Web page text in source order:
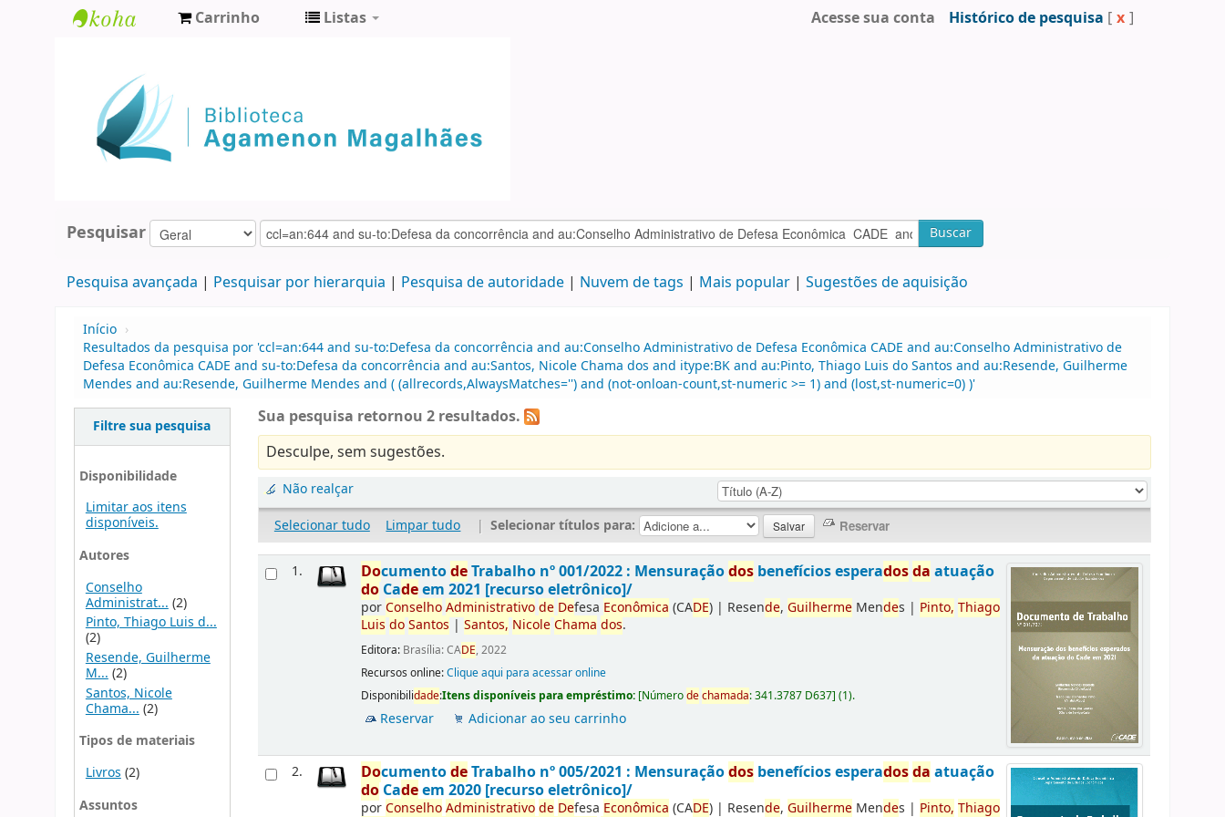
Agamenon
Magalhães
Carrinho Listas Acesse sua conta Histórico de pesquisa [ x ]
Pesquisar Buscar
Pesquisa avançada Pesquisar por hierarquia Pesquisa de autoridade Nuvem de tags Mais popular Sugestões de aquisição
Início ›
Resultados da pesquisa por 'ccl=an:644 and su-to:Defesa da concorrência and au:Conselho Administrativo de Defesa Econômica CADE and au:Conselho Administrativo de
Defesa Econômica CADE and su-to:Defesa da concorrência and au:Santos, Nicole Chama dos and itype:BK and au:Pinto, Thiago Luis do Santos and au:Resende, Guilherme
Mendes and au:Resende, Guilherme Mendes and ( (allrecords,AlwaysMatches='') and (not-onloan-count,st-numeric >= 1) and (lost,st-numeric=0) )'
Filtre sua pesquisa
Disponibilidade
Limitar aos itens
disponíveis.
Autores
Conselho
Administrat... (2)
Pinto, Thiago Luis d...
(2)
Resende, Guilherme
M... (2)
Santos, Nicole
Chama... (2)
Tipos de materiais
Livros (2)
Assuntos
Sua pesquisa retornou 2 resultados.
Desculpe, sem sugestões.
Não realçar
Selecionar tudo
Limpar tudo | Selecionar títulos para:
1. DocumentodeTrabalho nº 001/2022 : Mensuraçãodos benefícios esperadosda atuação
do Cadeem 2021 [recurso eletrônico]/
porConselhoAdministrativode Defesa Econômica (CADE) | Resende,Guilherme Mendes | Pinto, Thiago
Luis doSantos |Santos, NicoleChama dos.
Editora: Brasília: CADE, 2022
Recursos online:Clique aqui para acessar online
Disponibilidade:Itens disponíveis para empréstimo: [Númerodechamada:341.3787 D637](1).
Reservar Adicionar ao seu carrinho
2. DocumentodeTrabalho nº 005/2021 : Mensuraçãodos benefícios esperadosda atuação
do Cadeem 2020 [recurso eletrônico]/
porConselhoAdministrativode Defesa Econômica (CADE) | Resende,Guilherme Mendes | Pinto, Thiago